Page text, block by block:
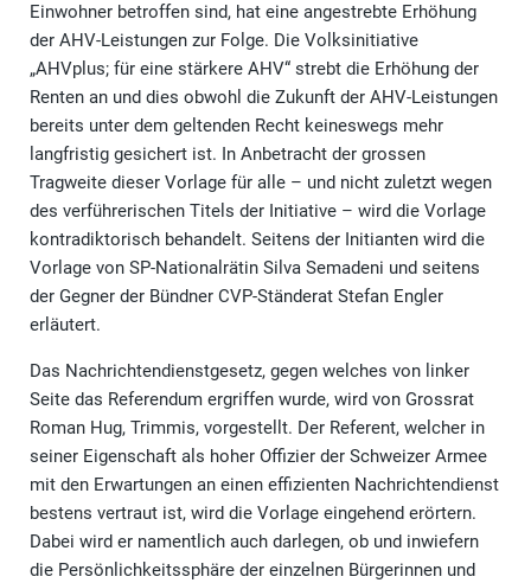
Einwohner betroffen sind, hat eine angestrebte Erhöhung
der AHV-Leistungen zur Folge. Die Volksinitiative
„AHVplus; für eine stärkere AHV“ strebt die Erhöhung der
Renten an und dies obwohl die Zukunft der AHV-Leistungen
bereits unter dem geltenden Recht keineswegs mehr
langfristig gesichert ist. In Anbetracht der grossen
Tragweite dieser Vorlage für alle – und nicht zuletzt wegen
des verführerischen Titels der Initiative – wird die Vorlage
kontradiktorisch behandelt. Seitens der Initianten wird die
Vorlage von SP-Nationalrätin Silva Semadeni und seitens
der Gegner der Bündner CVP-Ständerat Stefan Engler
erläutert.
Das Nachrichtendienstgesetz, gegen welches von linker
Seite das Referendum ergriffen wurde, wird von Grossrat
Roman Hug, Trimmis, vorgestellt. Der Referent, welcher in
seiner Eigenschaft als hoher Offizier der Schweizer Armee
mit den Erwartungen an einen effizienten Nachrichtendienst
bestens vertraut ist, wird die Vorlage eingehend erörtern.
Dabei wird er namentlich auch darlegen, ob und inwiefern
die Persönlichkeitssphäre der einzelnen Bürgerinnen und